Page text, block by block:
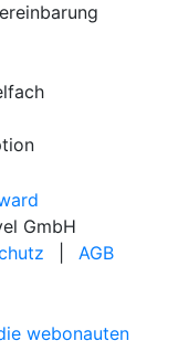
GmbH
AGB
webonauten